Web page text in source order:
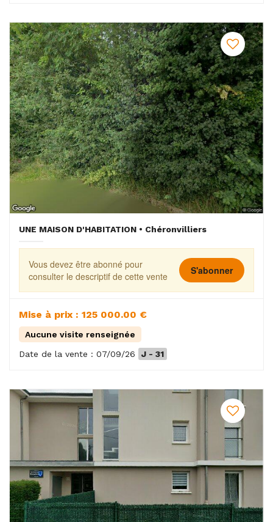
UNE MAISON D'HABITATION • Chéronvilliers
Vous devez être abonné pour
consulter le descriptif de cette vente
S'abonner
Mise à prix : 125 000.00 €
Aucune visite renseignée
Date de la vente : 07/09/26
J - 31